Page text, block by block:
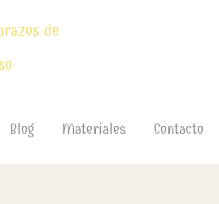
Blog Materiales Contacto